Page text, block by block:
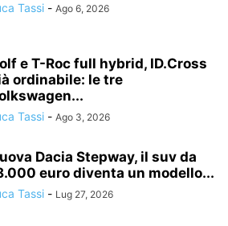
Tassi - Ago 6, 2026
e T-Roc full hybrid, ID.Cross
ordinabile: le tre
Tassi - Ago 3, 2026
Dacia Stepway, il suv da
euro diventa un modello...
Tassi - Lug 27, 2026